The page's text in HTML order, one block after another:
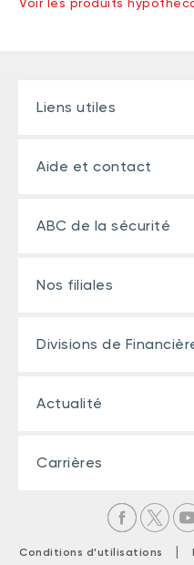
Liens utiles
Aide et contact
ABC de la sécurité
Nos filiales
Divisions de
Actualité
Carrières
Conditions d'utilisations |